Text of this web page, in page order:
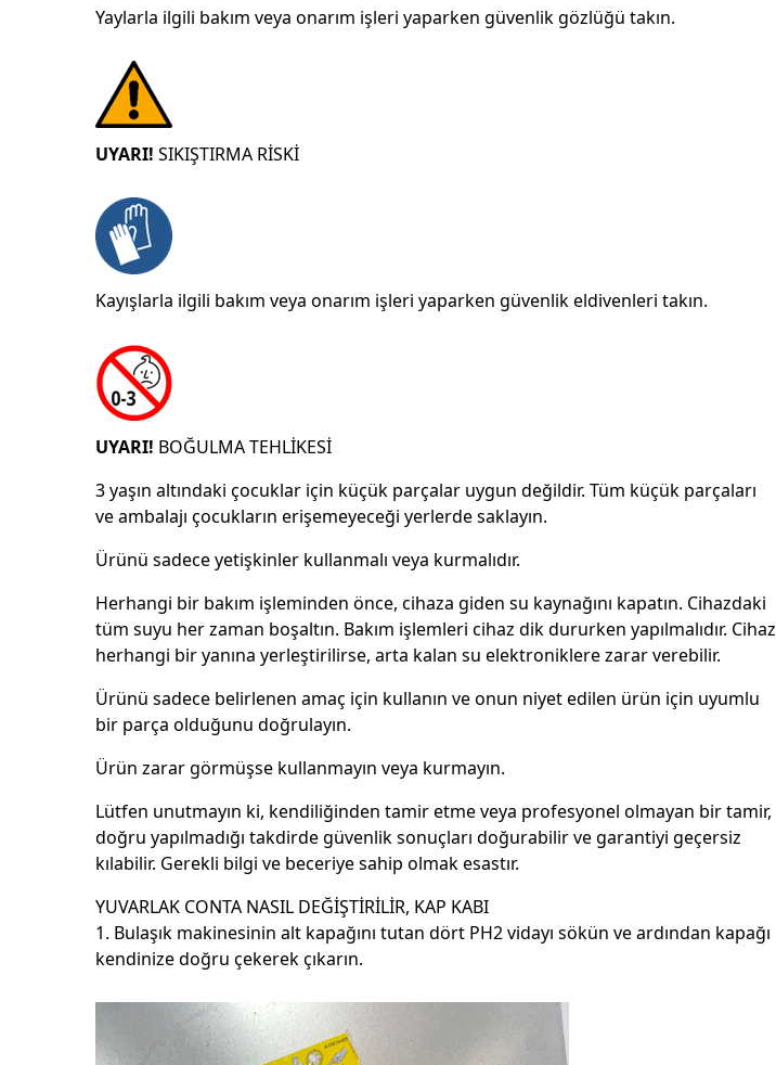
Yaylarla ilgili bakım veya onarım işleri yaparken güvenlik gözlüğü takın.
UYARI! SIKIŞTIRMA RİSKİ
Kayışlarla ilgili bakım veya onarım işleri yaparken güvenlik eldivenleri takın.
UYARI! BOĞULMA TEHLİKESİ
3 yaşın altındaki çocuklar için küçük parçalar uygun değildir. Tüm küçük parçaları
ve ambalajı çocukların erişemeyeceği yerlerde saklayın.
Ürünü sadece yetişkinler kullanmalı veya kurmalıdır.
Herhangi bir bakım işleminden önce, cihaza giden su kaynağını kapatın. Cihazdaki
tüm suyu her zaman boşaltın. Bakım işlemleri cihaz dik dururken yapılmalıdır. Cihaz
herhangi bir yanına yerleştirilirse, arta kalan su elektroniklere zarar verebilir.
Ürünü sadece belirlenen amaç için kullanın ve onun niyet edilen ürün için uyumlu
bir parça olduğunu doğrulayın.
Ürün zarar görmüşse kullanmayın veya kurmayın.
Lütfen unutmayın ki, kendiliğinden tamir etme veya profesyonel olmayan bir tamir,
doğru yapılmadığı takdirde güvenlik sonuçları doğurabilir ve garantiyi geçersiz
kılabilir. Gerekli bilgi ve beceriye sahip olmak esastır.
YUVARLAK CONTA NASIL DEĞİŞTİRİLİR, KAP KABI
1. Bulaşık makinesinin alt kapağını tutan dört PH2 vidayı sökün ve ardından kapağı
kendinize doğru çekerek çıkarın.